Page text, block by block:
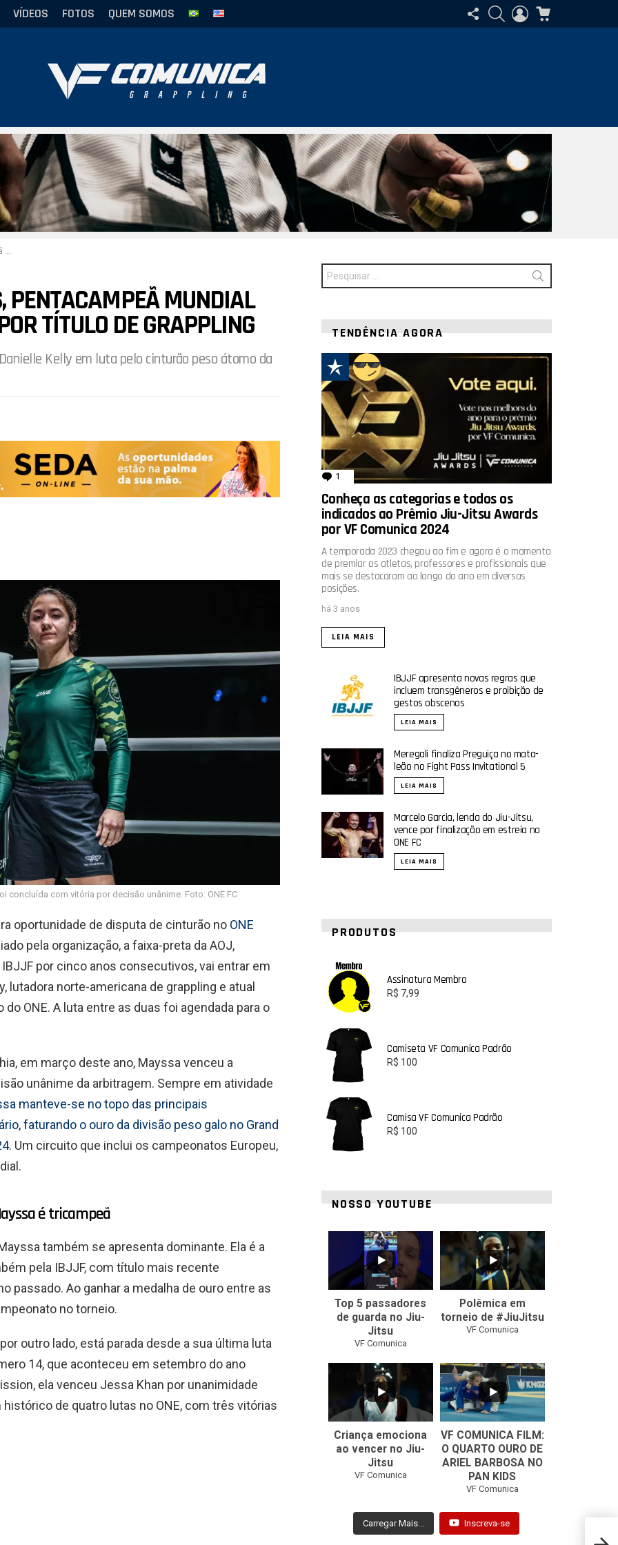
VÍDEOS FOTOS QUEM SOMOS
SIGA-
NOS
PESQUISAR
ENTRAR
PENTACAMPEÃ MUNDIAL
TÍTULO DE GRAPPLING
Kelly em luta pelo cinturão peso átomo da
concluída com vitória por decisão unânime. Foto: ONE FC
oportunidade de disputa de cinturão no ONE
pela organização, a faixa-preta da AOJ,
por cinco anos consecutivos, vai entrar em
lutadora norte-americana de grappling e atual
ONE. A luta entre as duas foi agendada para o
em março deste ano, Mayssa venceu a
unânime da arbitragem. Sempre em atividade
manteve-se no topo das principais
faturando o ouro da divisão peso galo no Grand
. Um circuito que inclui os campeonatos Europeu,
é tricampeã
também se apresenta dominante. Ela é a
pela IBJJF, com título mais recente
passado. Ao ganhar a medalha de ouro entre as
no torneio.
outro lado, está parada desde a sua última luta
14, que aconteceu em setembro do ano
ela venceu Jessa Khan por unanimidade
de quatro lutas no ONE, com três vitórias
Procurar
por:
TENDÊNCIA AGORA
1 comentário
Conheça as categorias e todos os
indicados ao Prêmio Jiu-Jitsu Awards
por VF Comunica 2024
A temporada 2023 chegou ao fim e agora é o momento
de premiar os atletas, professores e profissionais que
mais se destacaram ao longo do ano em diversas
posições.
há 3 anos
LEIA MAIS
IBJJF apresenta novas regras que
incluem transgêneros e proibição de
gestos obscenos
LEIA MAIS
Meregali finaliza Preguiça no mata-
leão no Fight Pass Invitational 5
LEIA MAIS
Marcelo Garcia, lenda do Jiu-Jitsu,
vence por finalização em estreia no
ONE FC
LEIA MAIS
PRODUTOS
Assinatura Membro
R$ 7,99
Camiseta VF Comunica Padrão
R$ 100
Camisa VF Comunica Padrão
R$ 100
NOSSO YOUTUBE
0
Top 5 passadores
de guarda no Jiu-
Jitsu
VF Comunica
46 1
Polêmica em
torneio de #JiuJitsu
VF Comunica
0
Criança emociona
ao vencer no Jiu-
Jitsu
VF Comunica
...
0
VF COMUNICA FILM:
O QUARTO OURO DE
ARIEL BARBOSA NO
PAN KIDS
VF Comunica
Carregar Mais... Inscreva-se